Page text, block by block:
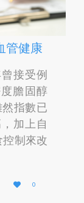
管健康
接受例
膽固醇
然指數已
加上自
制來改

L
O
0